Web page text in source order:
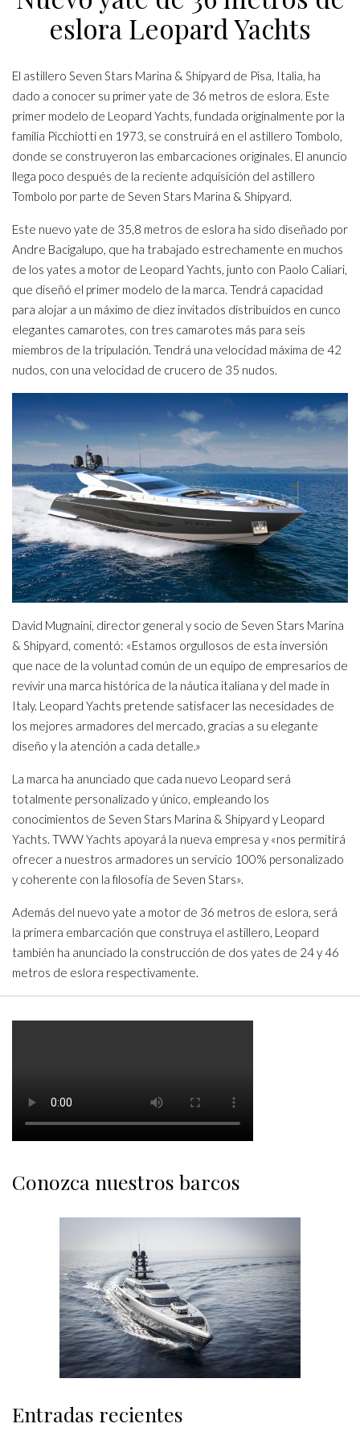
eslora Leopard Yachts
El astillero Seven Stars Marina & Shipyard de Pisa, Italia, ha
dado a conocer su primer yate de 36 metros de eslora. Este
primer modelo de Leopard Yachts, fundada originalmente por la
familia Picchiotti en 1973, se construirá en el astillero Tombolo,
donde se construyeron las embarcaciones originales. El anuncio
llega poco después de la reciente adquisición del astillero
Tombolo por parte de Seven Stars Marina & Shipyard.
Este nuevo yate de 35,8 metros de eslora ha sido diseñado por
Andre Bacigalupo, que ha trabajado estrechamente en muchos
de los yates a motor de Leopard Yachts, junto con Paolo Caliari,
que diseñó el primer modelo de la marca. Tendrá capacidad
para alojar a un máximo de diez invitados distribuidos en cunco
elegantes camarotes, con tres camarotes más para seis
miembros de la tripulación. Tendrá una velocidad máxima de 42
nudos, con una velocidad de crucero de 35 nudos.
David Mugnaini, director general y socio de Seven Stars Marina
& Shipyard, comentó: «Estamos orgullosos de esta inversión
que nace de la voluntad común de un equipo de empresarios de
revivir una marca histórica de la náutica italiana y del made in
Italy. Leopard Yachts pretende satisfacer las necesidades de
los mejores armadores del mercado, gracias a su elegante
diseño y la atención a cada detalle.»
La marca ha anunciado que cada nuevo Leopard será
totalmente personalizado y único, empleando los
conocimientos de Seven Stars Marina & Shipyard y Leopard
Yachts. TWW Yachts apoyará la nueva empresa y «nos permitirá
ofrecer a nuestros armadores un servicio 100% personalizado
y coherente con la filosofía de Seven Stars».
Además del nuevo yate a motor de 36 metros de eslora, será
la primera embarcación que construya el astillero, Leopard
también ha anunciado la construcción de dos yates de 24 y 46
metros de eslora respectivamente.
Conozca nuestros barcos
Entradas recientes